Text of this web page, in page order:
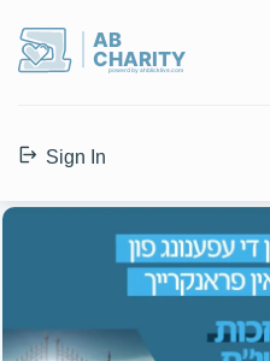
AB
CHARITY
powerd by ahblicklive.com
Sign In